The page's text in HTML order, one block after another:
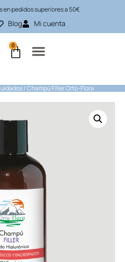
en pedidos superiores a 50€
Blog Mi cuenta
0
/ Champú Filler Orto-Flora